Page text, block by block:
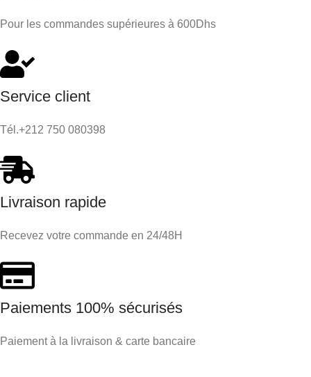
Pour les commandes supérieures à 600Dhs
Service client
Tél.+212 750 080398
Livraison rapide
Recevez votre commande en 24/48H
Paiements 100% sécurisés
Paiement à la livraison & carte bancaire